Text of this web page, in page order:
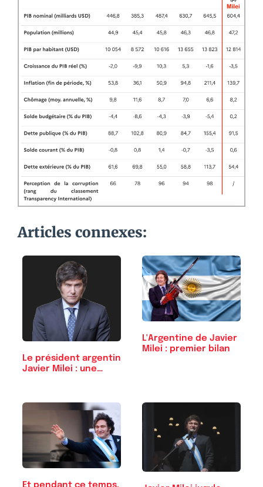
Articles connexes:
Le président argentin
Javier Milei : une…
L'Argentine de Javier
Milei : premier bilan